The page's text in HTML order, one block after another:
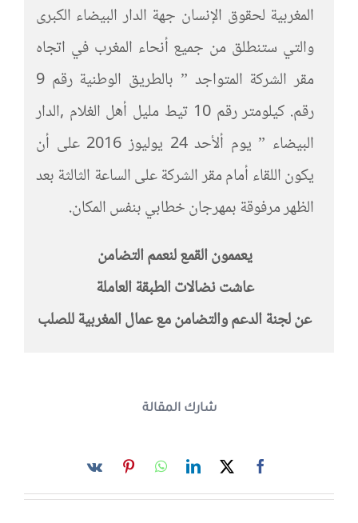
المغربية لحقوق الإنسان جهة الدار البيضاء الكبرى
والتي ستنطلق من جميع أنحاء المغرب في اتجاه
مقر الشركة المتواجد ” بالطريق الوطنية رقم 9
رقم. كيلومتر رقم 10 تيط مليل أهل الغلام ,الدار
البيضاء ” يوم ألأحد 24 يوليوز 2016 على أن
يكون اللقاء أمام مقر الشركة على الساعة الثالثة بعد
الظهر مرفوقة بمهرجان خطابي بنفس المكان.
يعممون القمع لنعمم التضامن
عاشت نضالات الطبقة العاملة
عن لجنة الدعم والتضامن مع عمال المغربية للصلب
شارك المقالة